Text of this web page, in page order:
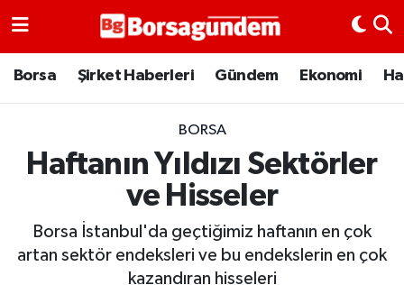
Borsa Şirket Haberleri Gündem Ekonomi
BORSA
Haftanın Yıldızı Sektörler
ve Hisseler
Borsa İstanbul'da geçtiğimiz haftanın en çok
artan sektör endeksleri ve bu endekslerin en çok
kazandıran hisseleri
Borsa
Emtia
Gündem